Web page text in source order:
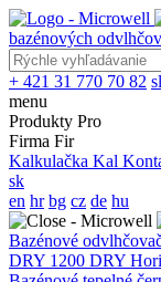
bazénových
+ 421 31 770 70 82
menu
Produkty Pro
Firma Fir
Kalkulačka Kal
sk
en hr bg cz de hu
Bazénové
DRY 1200 DRY